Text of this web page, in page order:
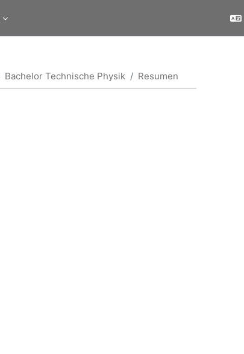
Bachelor Technische Physik Resumen